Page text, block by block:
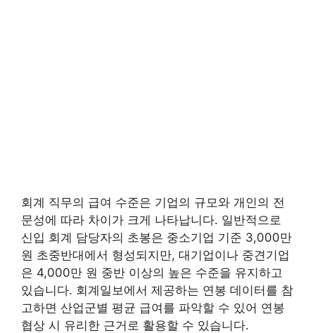
회계 직무의 급여 수준은 기업의 규모와 개인의 전
문성에 따라 차이가 크게 나타납니다. 일반적으로
신입 회계 담당자의 초봉은 중소기업 기준 3,000만
원 초중반대에서 형성되지만, 대기업이나 중견기업
은 4,000만 원 중반 이상의 높은 수준을 유지하고
있습니다. 회계일보에서 제공하는 연봉 데이터를 참
고하면 산업군별 평균 급여를 파악할 수 있어 연봉
협상 시 유리한 근거로 활용할 수 있습니다.